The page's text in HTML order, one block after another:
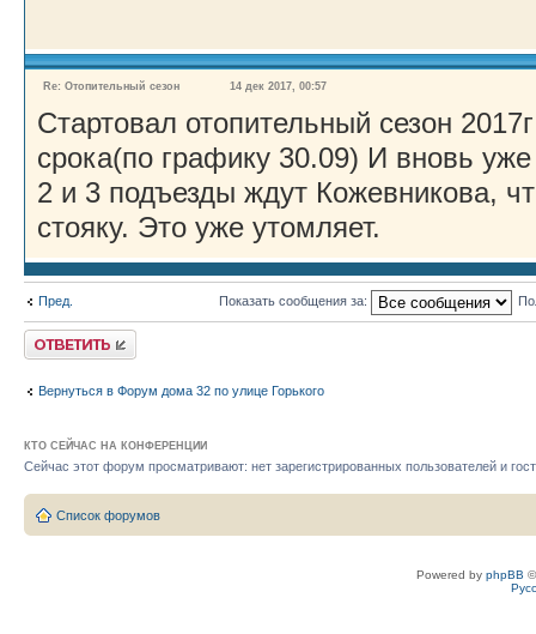
Re: Отопительный сезон 14 дек 2017, 00:57
Стартовал отопительный сезон
срока(по графику 30.09) И вновь
2 и 3 подъезды ждут Кожевникова,
стояку. Это уже утомляет.
Пред. Показать сообщения за:
Ответить
Вернуться в Форум дома 32 по улице Горького
КТО СЕЙЧАС НА КОНФЕРЕНЦИИ
Сейчас этот форум просматривают: нет зарегистрированных пользователей и
Список форумов
Powered by phpBB